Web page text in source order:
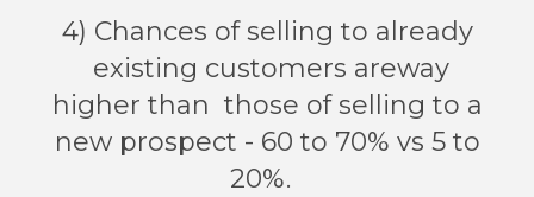
4) Chances of selling to already
existing customers areway
higher than those of selling to a
new prospect - 60 to 70% vs 5 to
20%.